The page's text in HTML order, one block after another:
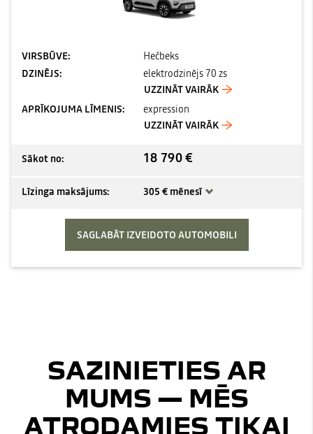
VIRSBŪVE:
Hečbeks
DZINĒJS:
elektrodzinējs 70 zs
UZZINĀT VAIRĀK
APRĪKOJUMA LĪMENIS:
expression
UZZINĀT VAIRĀK
Sākot no: 18 790 €
Līzinga maksājums: 305 € mēnesī
SAGLABĀT IZVEIDOTO AUTOMOBILI
SAZINIETIES AR
MUMS — MĒS
ATRODAMIES TIKAI